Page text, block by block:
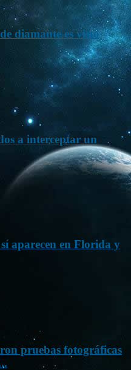
diamante es visto
a interceptar un
aparecen en Florida y
pruebas fotográficas